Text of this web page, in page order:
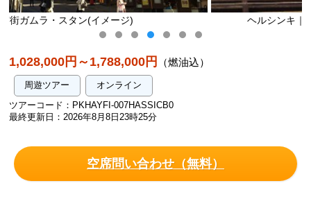
ヘルシンキ｜テンペリアウキオ教会（イメージ）
1,028,000円～1,788,000円 （燃油込）
周遊ツアー
オンライン
ツアーコード：PKHAYFI-007HASSICB0
最終更新日：2026年8月8日23時25分
空席問い合わせ（無料）